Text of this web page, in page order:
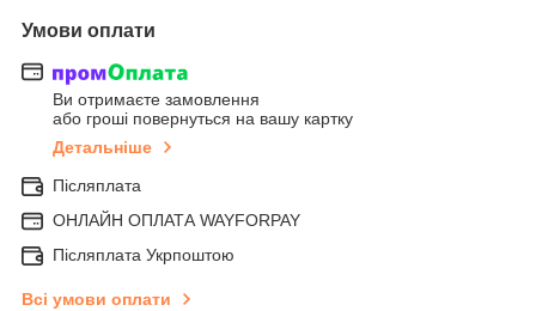
Умови оплати
Ви отримаєте замовлення
або гроші повернуться на вашу картку
Детальніше
Післяплата
ОНЛАЙН ОПЛАТА WAYFORPAY
Післяплата Укрпоштою
Всі умови оплати